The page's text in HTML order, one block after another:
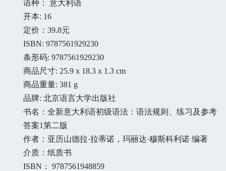
语种： 意大利语
开本: 16
定价：39.8元
ISBN: 9787561929230
条形码: 9787561929230
商品尺寸: 25.9 x 18.3 x 1.3 cm
商品重量: 381 g
品牌: 北京语言大学出版社
书名：全新意大利语初级语法：语法规则、练习及参考
答案1第二版
作者：亚历山德拉·拉蒂诺，玛丽达·穆斯科利诺 编著
介质：纸质书
ISBN： 9787561948859